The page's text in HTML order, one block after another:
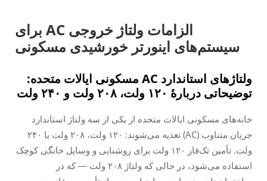
الزامات ولتاژ خروجی AC برای
سیستم‌های اینورتر خورشیدی مسکونی
ولتاژهای استاندارد AC مسکونی ایالات متحده:
توضیحاتی دربارهٔ ۱۲۰ ولت، ۲۰۸ ولت و ۲۴۰ ولت
خانه‌های مسکونی ایالات متحده از یکی از سه ولتاژ استاندارد
جریان متناوب (AC) تغذیه می‌شوند: ۱۲۰ ولت، ۲۰۸ ولت یا ۲۴۰
ولت. تأمین تک‌فاز ۱۲۰ ولت برای روشنایی و وسایل خانگی کوچک
استفاده می‌شود، در حالی که ولتاژ ۲۰۸ ولت — که در